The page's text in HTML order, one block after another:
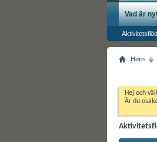
Vad är
Hem
Hej och
Är du